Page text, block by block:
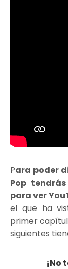
Para poder
Pop
para ver
el que ha
primer
siguientes
¡No